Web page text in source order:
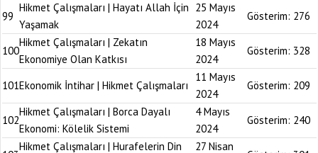
99
Hikmet Çalışmaları | Hayatı Allah İçin
Yaşamak
25 Mayıs
2024
Gösterim: 276
100
Hikmet Çalışmaları | Zekatın
Ekonomiye Olan Katkısı
18 Mayıs
2024
Gösterim: 328
101Ekonomik İntihar | Hikmet Çalışmaları
11 Mayıs
2024
Gösterim: 209
102
Hikmet Çalışmaları | Borca Dayalı
Ekonomi: Kölelik Sistemi
4 Mayıs
2024
Gösterim: 240
Hikmet Çalışmaları | Hurafelerin Din
27 Nisan